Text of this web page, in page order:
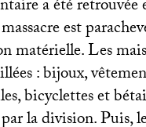
a été retrouvée
est
matérielle. Les
: bijoux,
bicyclettes et
la division. Puis,